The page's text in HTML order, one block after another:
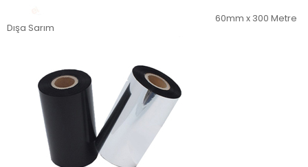
60mm x 300 Metre
Dışa Sarım